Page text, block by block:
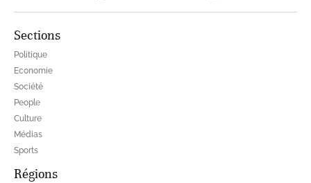
Sections
Politique
Economie
Société
People
Culture
Médias
Sports
Régions